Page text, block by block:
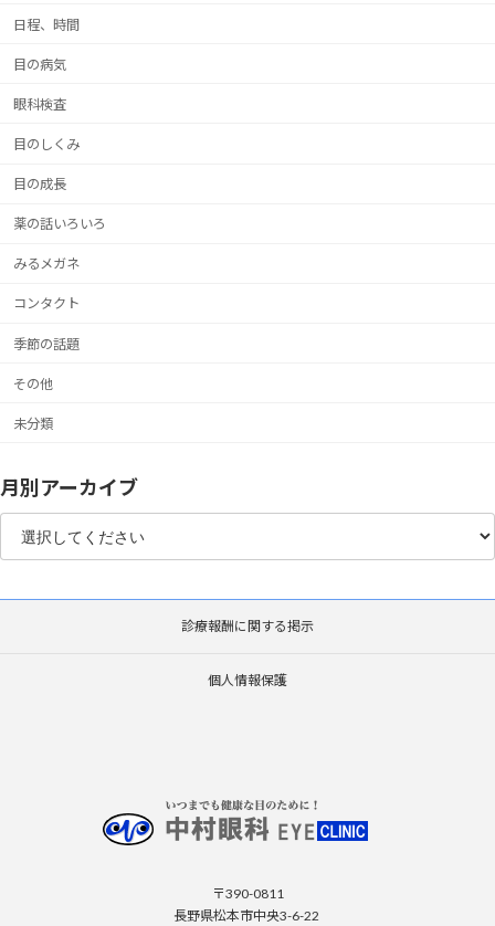
日程、時間
目の病気
眼科検査
目のしくみ
目の成長
薬の話いろいろ
みるメガネ
コンタクト
季節の話題
その他
未分類
月別アーカイブ
診療報酬に関する掲示
個人情報保護
〒390-0811
長野県松本市中央3-6-22